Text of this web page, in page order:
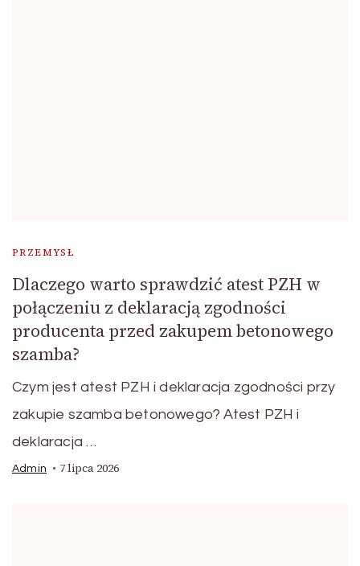
PRZEMYSŁ
Dlaczego warto sprawdzić atest PZH w
połączeniu z deklaracją zgodności
producenta przed zakupem betonowego
szamba?
Czym jest atest PZH i deklaracja zgodności przy
zakupie szamba betonowego? Atest PZH i
deklaracja …
Admin 7 lipca 2026